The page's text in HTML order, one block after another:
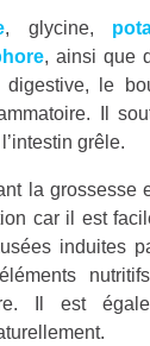
, glycine,
, ainsi que
le
Il
grêle.
la grossesse
car il est
induites
Il est